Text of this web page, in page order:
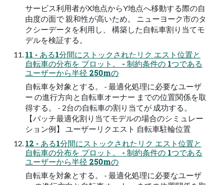
サービス利用者がX地点からY地点へ移動する際の自
由度の面で 親和性が高いため。 ニューヨーク市のタ
クシーデータを利用し、 構築した自転車割り当てモ
デルを検証する。
11 - ある1分間にストックされたリク エスト位置と
自転車の分布を プロット。 - 制約条件の 1つである
ユーザーから半径 250mの
自転車を対象とする。 - 最適化処理に必要なユーザ
ー の進行方向と自転車オーナー までの位置関係を取
得する。 - 2台の自転車の割り当てが 成功する。
【バッチ最適化割り当てモデルの場合のシミュレー
ション例】 ユーザーリクエスト 自転車駐輪位置
12 - ある1分間にストックされたリク エスト位置と
自転車の分布を プロット。 - 制約条件の 1つである
ユーザーから半径 250mの
自転車を対象とする。 - 最適化処理に必要なユーザ